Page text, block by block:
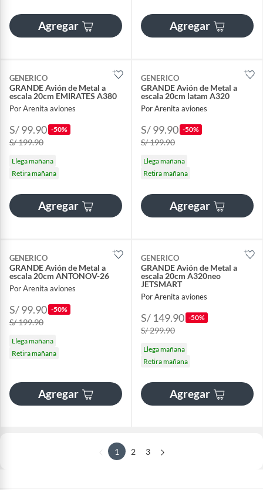
Agregar Agregar
GENERICO
GRANDE Avión de Metal a
escala 20cm EMIRATES A380
Por Arenita aviones
S/ 99.90 -50%
S/ 199.90
Llega mañana
Retira mañana
Agregar
GENERICO
GRANDE Avión de Metal a
escala 20cm latam A320
Por Arenita aviones
S/ 99.90 -50%
S/ 199.90
Llega mañana
Retira mañana
Agregar
GENERICO
GRANDE Avión de Metal a
escala 20cm ANTONOV-26
Por Arenita aviones
S/ 99.90 -50%
S/ 199.90
Llega mañana
Retira mañana
Agregar
GENERICO
GRANDE Avión de Metal a
escala 20cm A320neo
JETSMART
Por Arenita aviones
S/ 149.90 -50%
S/ 299.90
Llega mañana
Retira mañana
Agregar
1 2 3